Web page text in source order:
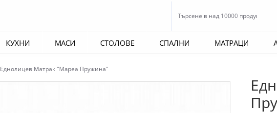
КУХНИ МАСИ СТОЛОВЕ СПАЛНИ МАТРАЦИ
Еднолицев Матрак "Мареа Пружина"